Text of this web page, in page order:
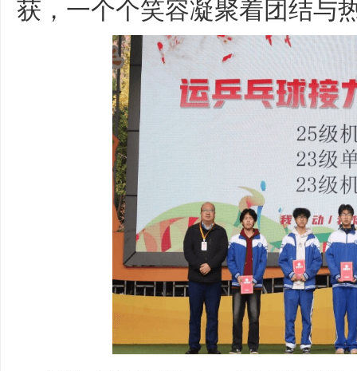
获，一个个笑容凝聚着团结与